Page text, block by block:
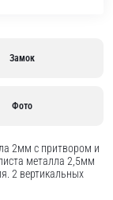
Замок
Фото
2мм с притвором и
металла 2,5мм
2 вертикальных